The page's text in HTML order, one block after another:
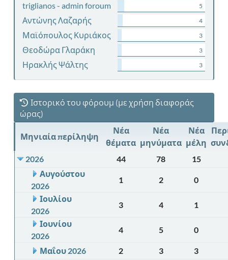
triglianos - admin foroum 5
Αντώνης Λαζαρής 4
Μαϊόπουλος Κυριάκος 3
Θεοδώρα Γλαράκη 3
Ηρακλής Ψάλτης 3
Ιστορικό του φόρουμ (με χρήση διαφοράς
ώρας)
Μηνιαία περίληψη
Νέα
θέματα
Νέα
μηνύματα
Νέα
μέλη
2026
44 78
15
Αυγούστου
2026
1 2
0
Ιουλίου
2026
3 4
1
Ιουνίου
2026
4 5 0
Μαΐου 2026 2 3
3